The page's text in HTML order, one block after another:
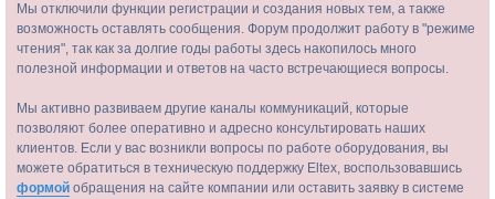
Мы отключили функции регистрации и создания новых тем, а также
возможность оставлять сообщения. Форум продолжит работу в "режиме
чтения", так как за долгие годы работы здесь накопилось много
полезной информации и ответов на часто встречающиеся вопросы.
Мы активно развиваем другие каналы коммуникаций, которые
позволяют более оперативно и адресно консультировать наших
клиентов. Если у вас возникли вопросы по работе оборудования, вы
можете обратиться в техническую поддержку Eltex, воспользовавшись
формой обращения на сайте компании или оставить заявку в системе